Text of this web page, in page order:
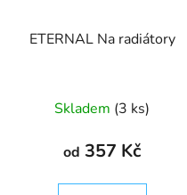
ETERNAL Na radiátory
Skladem (3 ks)
od 357 Kč